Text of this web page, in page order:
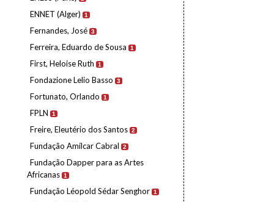
ENNET (Alger) 1
Fernandes, José 3
Ferreira, Eduardo de Sousa 1
First, Heloise Ruth 1
Fondazione Lelio Basso 3
Fortunato, Orlando 1
FPLN 1
Freire, Eleutério dos Santos 2
Fundação Amílcar Cabral 2
Fundação Dapper para as Artes
Africanas 1
Fundação Léopold Sédar Senghor 1